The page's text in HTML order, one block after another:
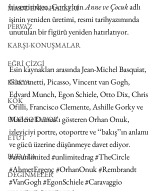
MADDENİN HALLERİ
PERVAZ
KARŞI-KONUŞMALAR
EĞRİ ÇİZGİ
DOSYA
KÖK
HUO SORUYOR
ETÜT
BUDALA
DEĞİNMELER
hissettirirken, Gorky’nin Anne ve Çocuk adlı
işinin yeniden üretimi, resmi tarihyazımında
unutulan bir figürü yeniden hatırlatıyor.
Esin kaynakları arasında Jean-Michel Basquiat,
Giacometti, Picasso, Vincent van Gogh,
Edvard Munch, Egon Schiele, Otto Dix, Chris
Ofilli, Francisco Clemente, Ashille Gorky ve
Marlene Dumas’ı gösteren Orhan Onuk,
izleyiciyi portre, otoportre ve ‘‘bakış’’ın anlamı
ve gücü üzerine düşünmeye davet ediyor.
#artunlimited#unlimitedrag#TheCircle
#AhmetErgenç#OrhanOnuk#Rembrandt
#VanGogh#EgonSchiele#Caravaggio